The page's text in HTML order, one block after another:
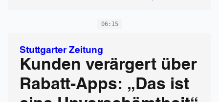
06:15
Stuttgarter Zeitung
Kunden verärgert über
Rabatt-Apps: „Das ist